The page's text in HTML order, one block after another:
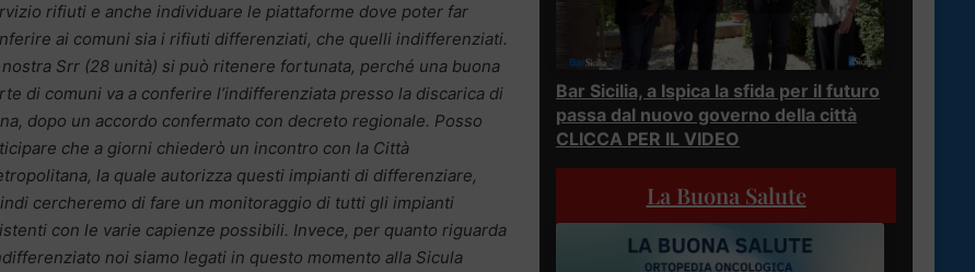
rifiuti e anche individuare le piattaforme dove poter far
ai comuni sia i rifiuti differenziati, che quelli indifferenziati.
nostra Srr (28 unità) si può ritenere fortunata, perché una buona
di comuni va a conferire l’indifferenziata presso la discarica di
dopo un accordo confermato con decreto regionale. Posso
che a giorni chiederò un incontro con la Città
la quale autorizza questi impianti di differenziare,
cercheremo di fare un monitoraggio di tutti gli impianti
con le varie capienze possibili. Invece, per quanto riguarda
noi siamo legati in questo momento alla Sicula
Bar Sicilia, a Ispica la sfida per il futuro
passa dal nuovo governo della città
CLICCA PER IL VIDEO
La Buona Salute